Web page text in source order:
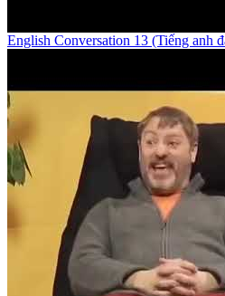
English Conversation 13 (Tiếng anh